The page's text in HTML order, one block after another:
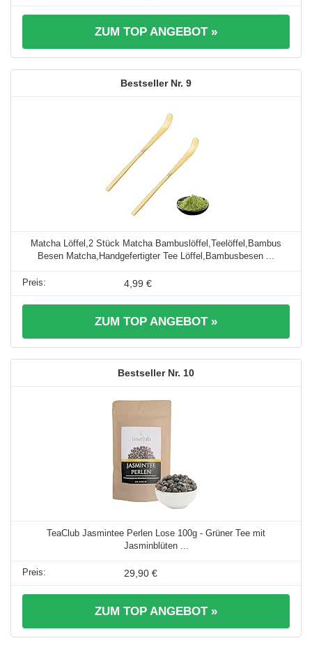
ZUM TOP ANGEBOT »
9
Matcha Löffel,2 Stück Matcha Bambuslöffel,Teelöffel,Bambus
Besen Matcha,Handgefertigter Tee Löffel,Bambusbesen ...
4,99 €
ZUM TOP ANGEBOT »
10
TeaClub Jasmintee Perlen Lose 100g - Grüner Tee mit
Jasminblüten ...
29,90 €
ZUM TOP ANGEBOT »